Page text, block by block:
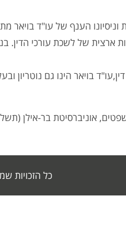
וניסיונו הענף של עו"ד בויאר
ארצית של לשכת עורכי הדין.
בויאר הינו גם נוטריון
אוניברסיטת בר-אילן (תשל"ח –
כל הזכויות שמורות